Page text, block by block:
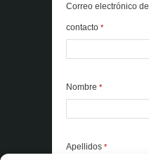
Correo electrónico de
contacto *
Nombre *
Apellidos *